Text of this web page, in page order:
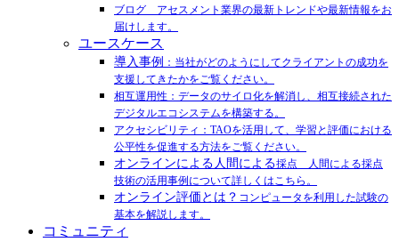
ブログ アセスメント業界の最新トレンドや最新情報をお
届けします。
ユースケース
導入事例 ：当社がどのようにしてクライアントの成功を
支援してきたかをご覧ください。
相互運用性：データのサイロ化を解消し、相互接続された
デジタルエコシステムを構築する。
アクセシビリティ：TAOを活用して、学習と評価における
公平性を促進する方法をご覧ください。
オンラインによる人間による採点 人間による採点
技術の活用事例について詳しくはこちら。
オンライン評価とは？ コンピュータを利用した試験の
基本を解説します。
コミュニティ